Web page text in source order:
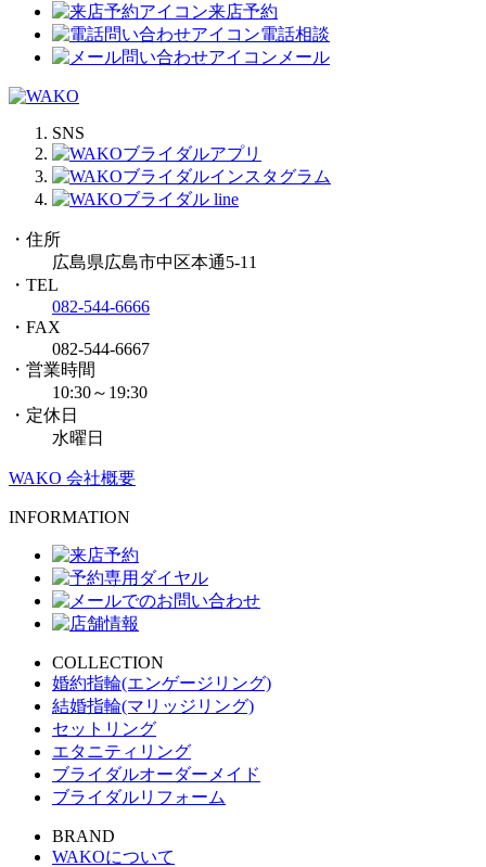
来店予約
電話相談
メール
SNS
・住所
広島県広島市中区本通5-11
・TEL
082-544-6666
・FAX
082-544-6667
・営業時間
10:30～19:30
・定休日
水曜日
WAKO 会社概要
INFORMATION
COLLECTION
婚約指輪(エンゲージリング)
結婚指輪(マリッジリング)
セットリング
エタニティリング
ブライダルオーダーメイド
ブライダルリフォーム
BRAND
WAKOについて